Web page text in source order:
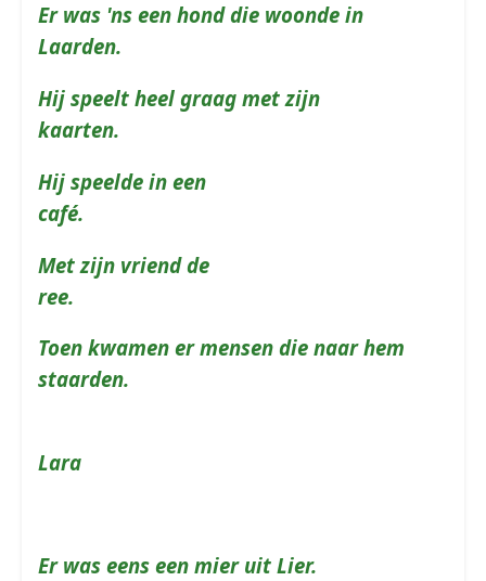
Er was 'ns een hond die woonde in
Hij speelt heel graag met zijn
kaarten.
Hij speelde in een
café.
Met zijn vriend de
ree.
Toen kwamen er mensen die naarhem
staarden.
Er was eens een mier uit Lier.